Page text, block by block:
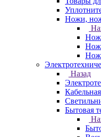
Ножи,
Назад
Бытовая